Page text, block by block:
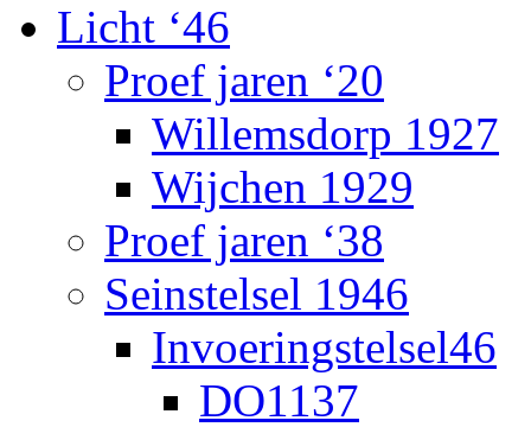
Licht ‘46
Proef jaren ‘20
Willemsdorp 1927
Wijchen 1929
Proef jaren ‘38
Seinstelsel 1946
Invoeringstelsel46
DO1137